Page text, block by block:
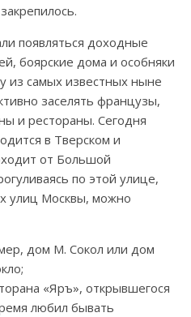
появляться доходные
боярские дома и особняки
из самых известных ныне
заселять французы,
и рестораны. Сегодня
в Тверском и
от Большой
по этой улице,
улиц Москвы, можно
дом М. Сокол или дом
«Яръ», открывшегося
любил бывать